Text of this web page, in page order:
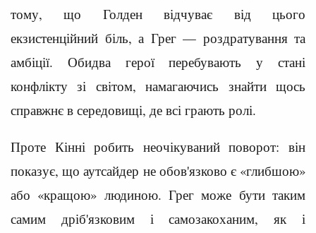
тому, що Голден відчуває від цього
екзистенційний біль, а Грег — роздратування та
амбіції. Обидва герої перебувають у стані
конфлікту зі світом, намагаючись знайти щось
справжнє в середовищі, де всі грають ролі.
Проте Кінні робить неочікуваний поворот: він
показує, що аутсайдер не обов'язково є «глибшою»
або «кращою» людиною. Грег може бути таким
самим дріб'язковим і самозакоханим, як і